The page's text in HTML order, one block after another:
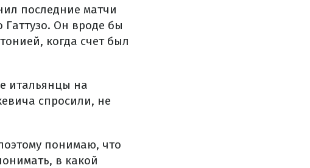
последние матчи
Он вроде бы
когда счет был
итальянцы на
спросили, не
понимаю, что
в какой